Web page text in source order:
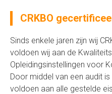
CRKBO
Sinds enkele jaren zijn wij
voldoen wij aan de
Opleidingsinstellingen voor
Door middel van een audit
voldoen aan alle gestelde